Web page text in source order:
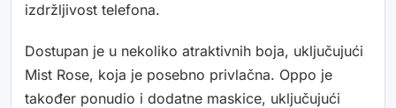
izdržljivost telefona.
Dostupan je u nekoliko atraktivnih boja, uključujući
Mist Rose, koja je posebno privlačna. Oppo je
također ponudio i dodatne maskice, uključujući